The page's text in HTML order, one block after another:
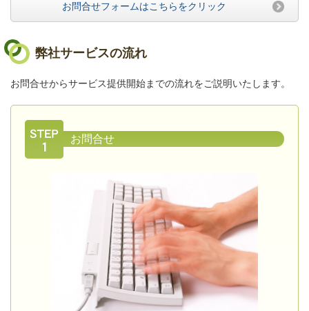
お問合せフォームはこちらをクリック
弊社サービスの流れ
お問合せからサービス提供開始までの流れをご説明いたします。
お問合せ